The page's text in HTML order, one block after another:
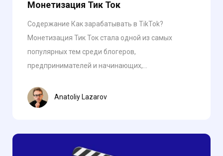
Монетизация Тик Ток
Содержание Как зарабатывать в TikTok?
Монетизация Тик Ток стала одной из самых
популярных тем среди блогеров,
предпринимателей и начинающих,...
Anatoliy Lazarov